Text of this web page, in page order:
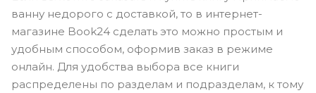
ванну недорого с доставкой, то в интернет-
магазине Book24 сделать это можно простым и
удобным способом, оформив заказ в режиме
онлайн. Для удобства выбора все книги
распределены по разделам и подразделам, к тому